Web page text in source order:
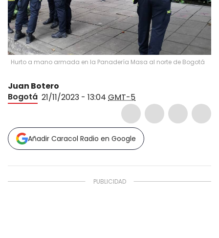
Hurto a mano armada en la Panadería Masa al norte de Bogotá
Juan Botero
Bogotá 21/11/2023 - 13:04 GMT-5
Añadir Caracol Radio en Google